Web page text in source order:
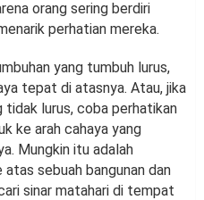
orang sering berdiri
perhatian mereka.
yang tumbuh lurus,
tepat di atasnya. Atau, jika
tidak lurus, coba perhatikan
ke arah cahaya yang
Mungkin itu adalah
sebuah bangunan dan
sinar matahari di tempat